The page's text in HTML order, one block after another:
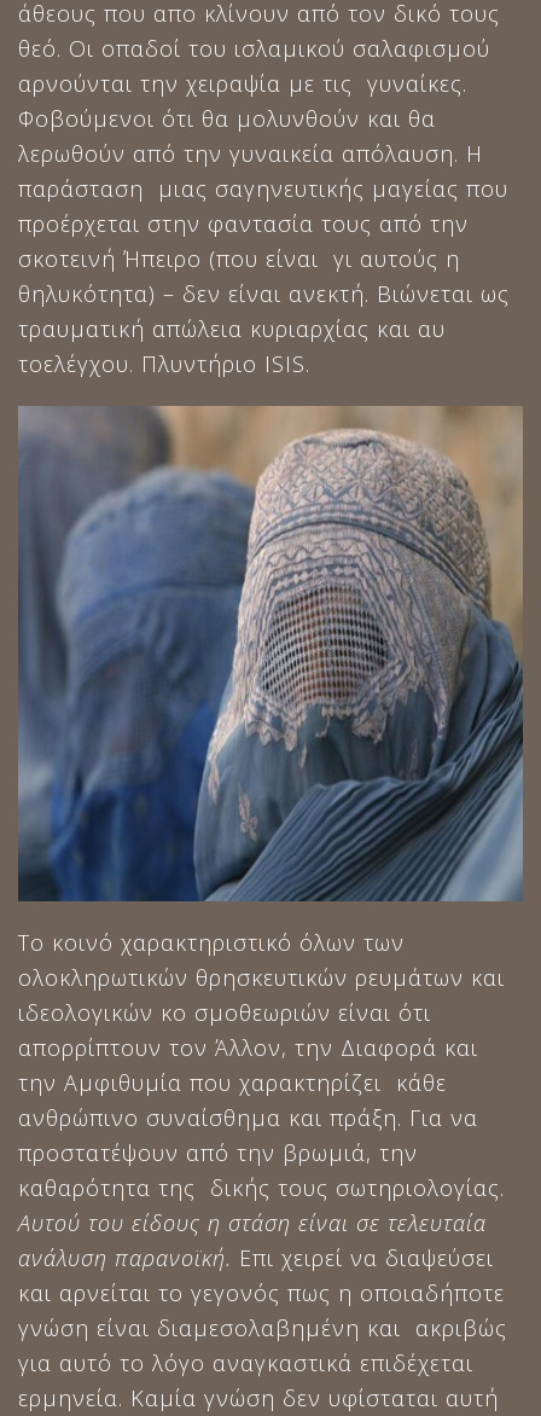
άθεους που απο κλίνουν από τον δικό τους
θεό. Οι οπαδοί του ισλαμικού σαλαφισμού
αρνούνται την χειραψία με τις γυναίκες.
Φοβούμενοι ότι θα μολυνθούν και θα
λερωθούν από την γυναικεία απόλαυση. Η
παράσταση μιας σαγηνευτικής μαγείας που
προέρχεται στην φαντασία τους από την
σκοτεινή Ήπειρο (που είναι γι αυτούς η
θηλυκότητα) – δεν είναι ανεκτή. Βιώνεται ως
τραυματική απώλεια κυριαρχίας και αυ
τοελέγχου. Πλυντήριο ISIS.
Το κοινό χαρακτηριστικό όλων των
ολοκληρωτικών θρησκευτικών ρευμάτων και
ιδεολογικών κο σμοθεωριών είναι ότι
απορρίπτουν τον Άλλον, την Διαφορά και
την Αμφιθυμία που χαρακτηρίζει κάθε
ανθρώπινο συναίσθημα και πράξη. Για να
προστατέψουν από την βρωμιά, την
καθαρότητα της δικής τους σωτηριολογίας.
Αυτού του είδους η στάση είναι σε τελευταία
ανάλυση παρανοϊκή. Επι χειρεί να διαψεύσει
και αρνείται το γεγονός πως η οποιαδήποτε
γνώση είναι διαμεσολαβημένη και ακριβώς
για αυτό το λόγο αναγκαστικά επιδέχεται
ερμηνεία. Καμία γνώση δεν υφίσταται αυτή